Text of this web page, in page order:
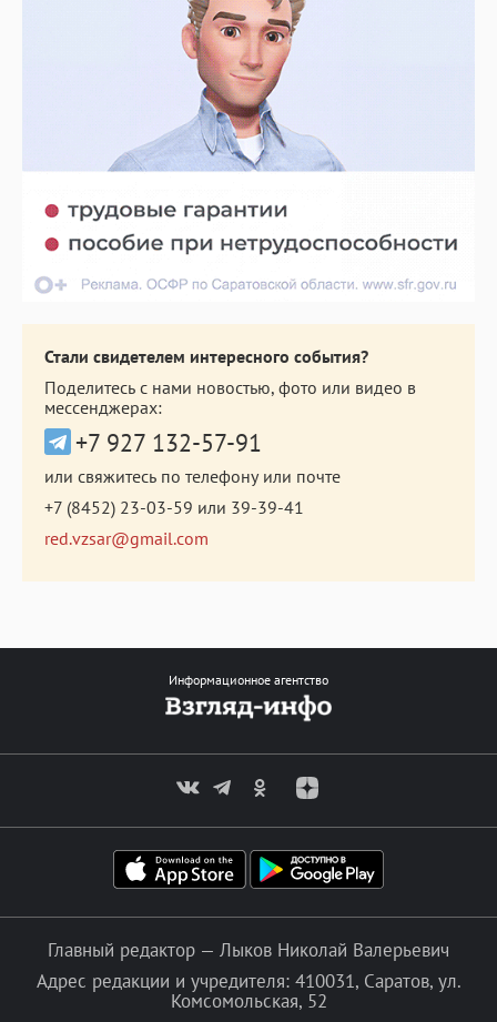
Стали свидетелем интересного события?
Поделитесь с нами новостью, фото или видео в
мессенджерах:
+7 927 132-57-91
или свяжитесь по телефону или почте
+7 (8452) 23-03-59 или 39-39-41
red.vzsar@gmail.com
Информационное агентство
Главный редактор — Лыков Николай Валерьевич
Адрес редакции и учредителя: 410031, Саратов, ул.
Комсомольская, 52